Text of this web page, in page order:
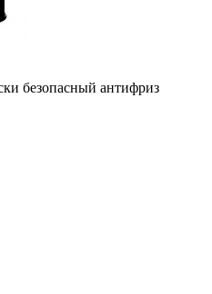
безопасный антифриз